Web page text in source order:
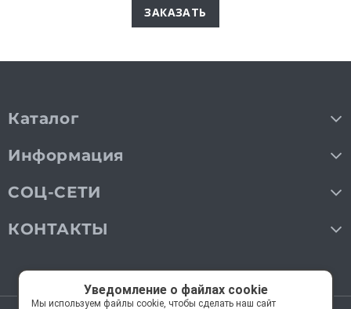
ЗАКАЗАТЬ
Каталог
Информация
СОЦ-СЕТИ
КОНТАКТЫ
Уведомление о файлах cookie
Мы используем файлы cookie, чтобы сделать наш сайт